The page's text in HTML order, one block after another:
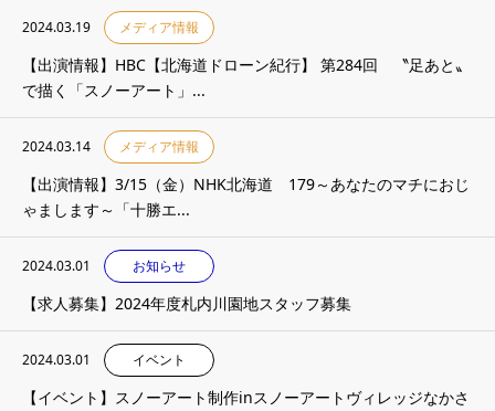
2024.03.19 メディア情報
【出演情報】HBC【北海道ドローン紀行】 第284回 〝足あと〟
で描く「スノーアート」...
2024.03.14 メディア情報
【出演情報】3/15（金）NHK北海道 179～あなたのマチにおじ
ゃまします～「十勝エ...
2024.03.01 お知らせ
【求人募集】2024年度札内川園地スタッフ募集
2024.03.01 イベント
【イベント】スノーアート制作inスノーアートヴィレッジなかさ